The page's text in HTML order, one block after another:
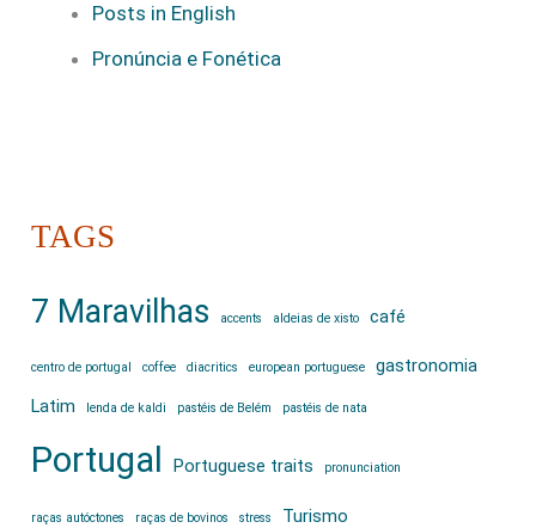
Posts in English
Pronúncia e Fonética
TAGS
7 Maravilhas accents aldeias de xisto café
centro de portugal coffee diacritics european portuguese
gastronomia
Latim
lenda de kaldi pastéis de Belém pastéis de nata
Portugal Portuguese traits pronunciation
raças autóctones raças de bovinos stress Turismo